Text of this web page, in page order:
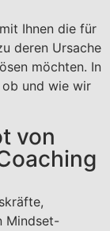
Ihnen die für
deren Ursache
möchten. In
und wie wir
von
Mindset-